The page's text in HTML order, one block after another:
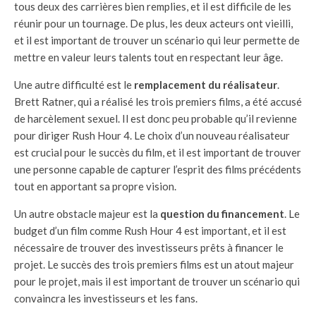
tous deux des carrières bien remplies, et il est difficile de les
réunir pour un tournage. De plus, les deux acteurs ont vieilli,
et il est important de trouver un scénario qui leur permette de
mettre en valeur leurs talents tout en respectant leur âge.
Une autre difficulté est le remplacement du réalisateur
Brett Ratner, qui a réalisé les trois premiers films, a été accusé
de harcèlement sexuel. Il est donc peu probable qu’il revienne
pour diriger Rush Hour 4. Le choix d’un nouveau réalisateur
est crucial pour le succès du film, et il est important de trouver
une personne capable de capturer l’esprit des films précédents
tout en apportant sa propre vision.
Un autre obstacle majeur est la question du financement . Le
budget d’un film comme Rush Hour 4 est important, et il est
nécessaire de trouver des investisseurs prêts à financer le
projet. Le succès des trois premiers films est un atout majeur
pour le projet, mais il est important de trouver un scénario qui
convaincra les investisseurs et les fans.